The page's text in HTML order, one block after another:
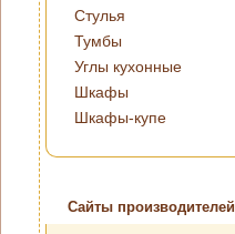
Стулья
Тумбы
Углы кухонные
Шкафы
Шкафы-купе
Сайты производителей